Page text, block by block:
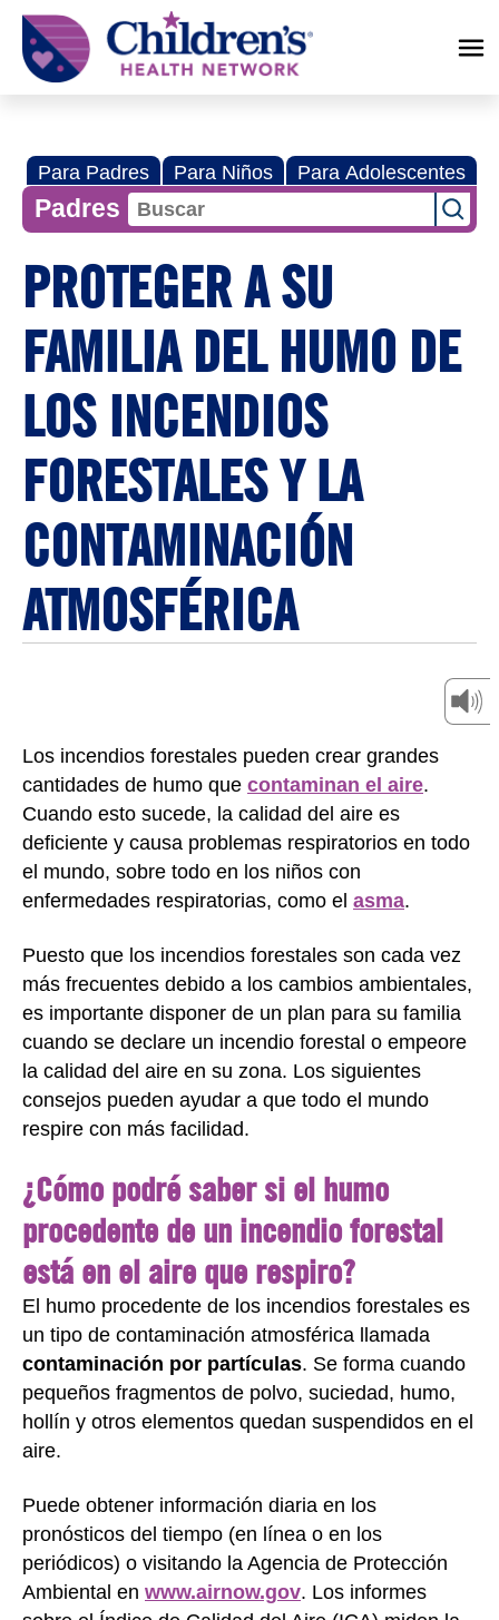
Children's
Health
Network
Para Padres Para Niños Para Adolescentes
Padres
PROTEGER A SU
FAMILIA DEL HUMO DE
LOS INCENDIOS
FORESTALES Y LA
CONTAMINACIÓN
ATMOSFÉRICA
Los incendios forestales pueden crear grandes
cantidades de humo que contaminan el aire.
Cuando esto sucede, la calidad del aire es
deficiente y causa problemas respiratorios en todo
el mundo, sobre todo en los niños con
enfermedades respiratorias, como el asma.
Puesto que los incendios forestales son cada vez
más frecuentes debido a los cambios ambientales,
es importante disponer de un plan para su familia
cuando se declare un incendio forestal o empeore
la calidad del aire en su zona. Los siguientes
consejos pueden ayudar a que todo el mundo
respire con más facilidad.
¿Cómo podré saber si el humo
procedente de un incendio forestal
está en el aire que respiro?
El humo procedente de los incendios forestales es
un tipo de contaminación atmosférica llamada
contaminación por partículas. Se forma cuando
pequeños fragmentos de polvo, suciedad, humo,
hollín y otros elementos quedan suspendidos en el
aire.
Puede obtener información diaria en los
pronósticos del tiempo (en línea o en los
periódicos) o visitando la Agencia de Protección
Ambiental en www.airnow.gov. Los informes